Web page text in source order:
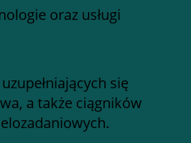
oraz usługi
się
a także ciągników